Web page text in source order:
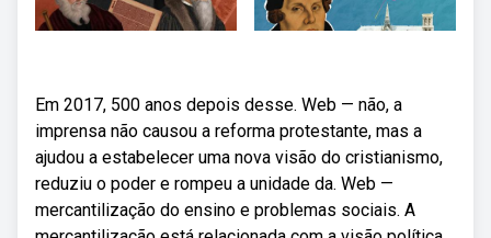
Em 2017, 500 anos depois desse. Web — não, a
imprensa não causou a reforma protestante, mas a
ajudou a estabelecer uma nova visão do cristianismo,
reduziu o poder e rompeu a unidade da. Web —
mercantilização do ensino e problemas sociais. A